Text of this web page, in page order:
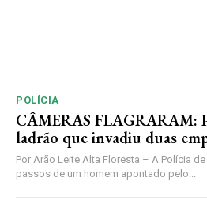
POLÍCIA
CÂMERAS FLAGRARAM:
ladrão que invadiu duas
Por Arão Leite Alta Floresta – A Polícia
passos de um homem apontado pelo...